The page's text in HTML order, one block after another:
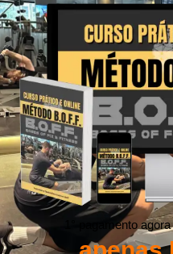
1° pagamento agora